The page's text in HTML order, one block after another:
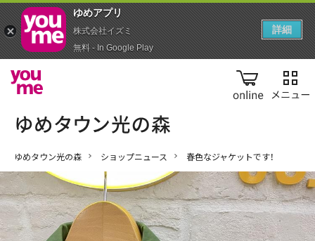
online
ゆめタウン光の森 ショップニュース 春色なジャケットです！
ゆめアプ‪リ‬
株式会社イズミ
無料 - In Google Play
詳細